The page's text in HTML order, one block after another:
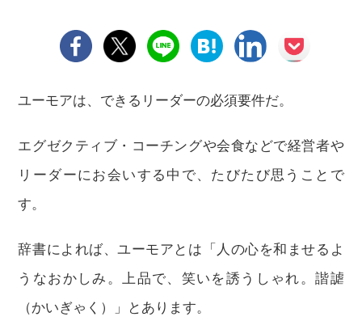
ユーモアは、できるリーダーの必須要件だ。
エグゼクティブ・コーチングや会食などで経営者や
リーダーにお会いする中で、たびたび思うことで
す。
辞書によれば、ユーモアとは「人の心を和ませるよ
うなおかしみ。上品で、笑いを誘うしゃれ。諧謔
（かいぎゃく）」とあります。